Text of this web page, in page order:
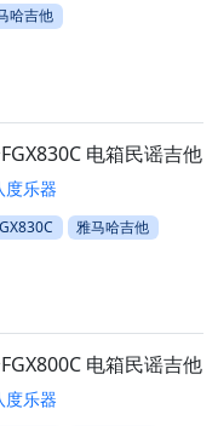
哈吉他
电箱民谣吉他
度乐器
雅马哈吉他
电箱民谣吉他
度乐器